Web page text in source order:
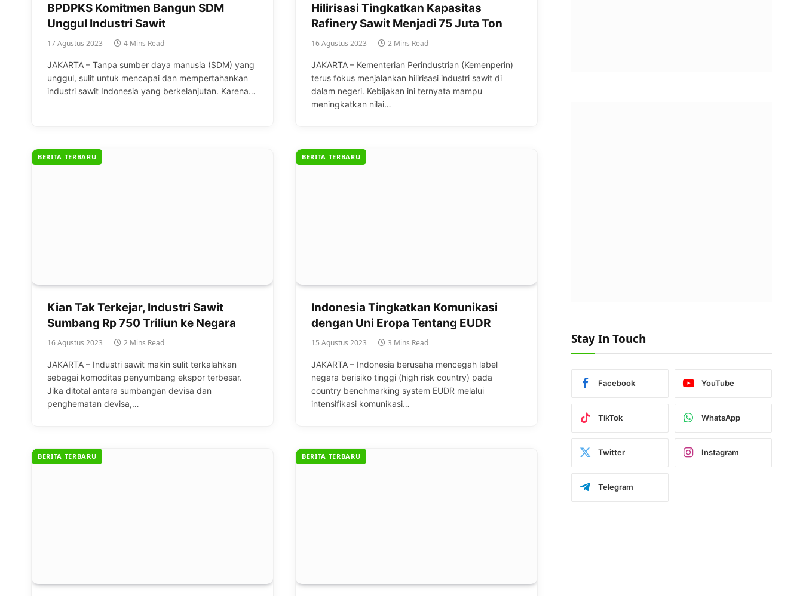
BPDPKS Komitmen Bangun SDM
Unggul Industri Sawit
17 Agustus 2023 4 Mins Read
JAKARTA – Tanpa sumber daya manusia (SDM) yang
unggul, sulit untuk mencapai dan mempertahankan
industri sawit Indonesia yang berkelanjutan. Karena…
Hilirisasi Tingkatkan Kapasitas
Rafinery Sawit Menjadi 75 Juta Ton
16 Agustus 2023 2 Mins Read
JAKARTA – Kementerian Perindustrian (Kemenperin)
terus fokus menjalankan hilirisasi industri sawit di
dalam negeri. Kebijakan ini ternyata mampu
meningkatkan nilai…
BERITA TERBARU
Kian Tak Terkejar, Industri Sawit
Sumbang Rp 750 Triliun ke Negara
16 Agustus 2023 2 Mins Read
JAKARTA – Industri sawit makin sulit terkalahkan
sebagai komoditas penyumbang ekspor terbesar.
Jika ditotal antara sumbangan devisa dan
penghematan devisa,…
BERITA TERBARU
Indonesia Tingkatkan Komunikasi
dengan Uni Eropa Tentang EUDR
15 Agustus 2023 3 Mins Read
JAKARTA – Indonesia berusaha mencegah label
negara berisiko tinggi (high risk country) pada
country benchmarking system EUDR melalui
intensifikasi komunikasi…
BERITA TERBARU BERITA TERBARU
Stay In Touch
Facebook YouTube
TikTok WhatsApp
Twitter Instagram
Telegram